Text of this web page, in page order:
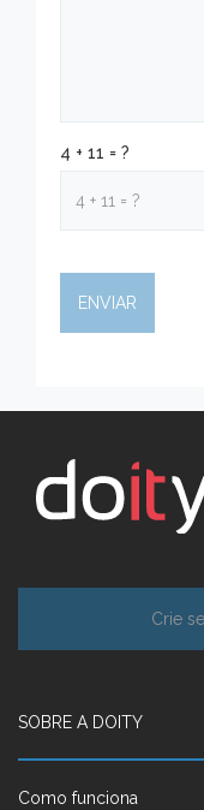
4 + 11 = ?
Crie
SOBRE A DOITY
Como funciona